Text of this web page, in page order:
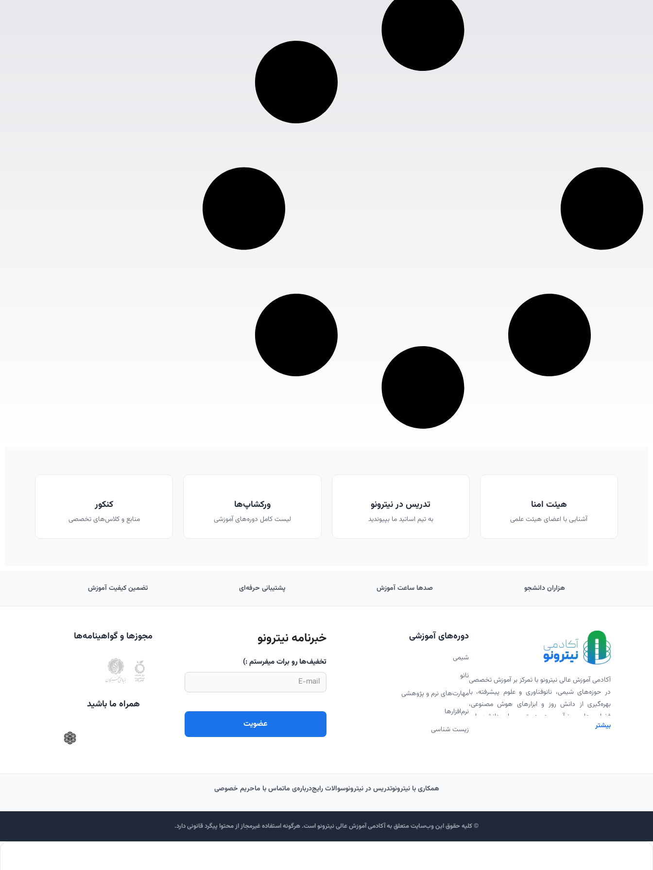
هیئت امنا
آشنایی با اعضای هیئت علمی
تدریس در نیترونو
به تیم اساتید ما بپیوندید
ورکشاپ‌ها
لیست کامل دوره‌های آموزشی
کنکور
منابع و کلاس‌های تخصصی
هزاران دانشجو صدها ساعت آموزش پشتیبانی حرفه‌ای تضمین کیفیت آموزش
آکادمی آموزش عالی نیترونو با تمرکز بر آموزش تخصصی
در حوزه‌های شیمی، نانوفناوری و علوم پیشرفته، با
بهره‌گیری از دانش روز و ابزارهای هوش مصنوعی،
فضایی علمی، نوآور و در دسترس برای دانشجویان،
پژوهشگران و علاقه‌مندان فراهم کرده است. ارائه
بیشتر
دوره‌های آموزشی
شیمی
نانو
مهارت‌های نرم و پژوهشی
نرم‌افزارها
زیست شناسی
خبرنامه نیترونو
تخفیف‌ها رو برات میفرستم :)
مجوزها و گواهینامه‌ها
همراه ما باشید
همکاری با نیترونوتدریس در نیترونوسوالات رایجدرباره‌‌ی ماتماس با ماحریم خصوصی
© کلیه حقوق این وب‌سایت متعلق به آکادمی آموزش عالی نیترونو است. هرگونه استفاده غیرمجاز از محتوا پیگرد قانونی دارد.